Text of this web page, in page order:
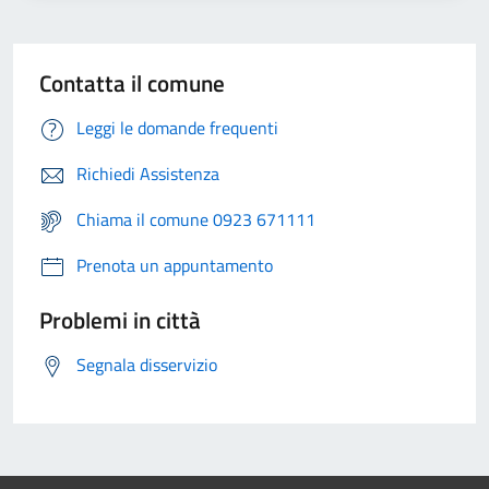
Contatta il comune
Leggi le domande frequenti
Richiedi Assistenza
Chiama il comune 0923 671111
Prenota un appuntamento
Problemi in città
Segnala disservizio